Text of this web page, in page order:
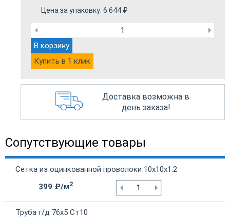
Цена за упаковку: 6 644 ₽
В корзину
Купить в 1 клик
Доставка возможна в
день заказа!
Сопутствующие товары
Сетка из оцинкованной проволоки 10х10х1.2
399 ₽/м2
Труба г/д 76х5 Ст10